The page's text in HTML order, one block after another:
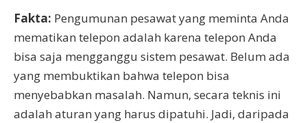
Fakta: Pengumunan pesawat yang meminta Anda
mematikan telepon adalah karena telepon Anda
bisa saja mengganggu sistem pesawat. Belum ada
yang membuktikan bahwa telepon bisa
menyebabkan masalah. Namun, secara teknis ini
adalah aturan yang harus dipatuhi. Jadi, daripada